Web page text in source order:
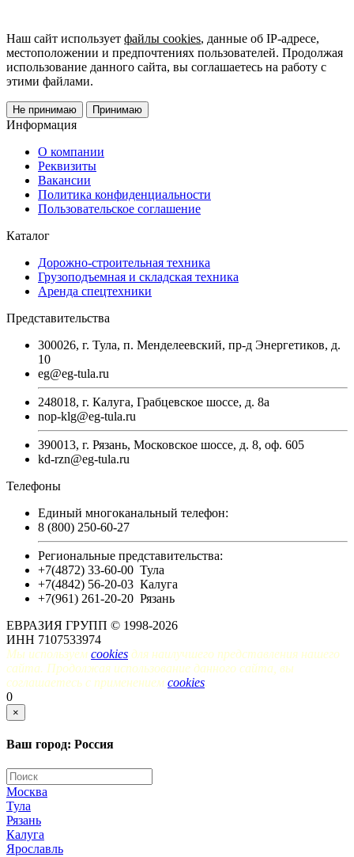
Наш сайт использует файлы cookies, данные об IP-адресе,
местоположении и предпочтениях пользователей. Продолжая
использование данного сайта, вы соглашаетесь на работу с
этими файлами.
Не принимаю Принимаю
Информация
О компании
Реквизиты
Вакансии
Политика конфиденциальности
Пользовательское соглашение
Каталог
Дорожно-строительная техника
Грузоподъемная и складская техника
Аренда спецтехники
Представительства
300026, г. Тула, п. Менделеевский, пр-д Энергетиков, д.
10
eg@eg-tula.ru
248018, г. Калуга, Грабцевское шоссе, д. 8а
nop-klg@eg-tula.ru
390013, г. Рязань, Московское шоссе, д. 8, оф. 605
kd-rzn@eg-tula.ru
Телефоны
Единый многоканальный телефон:
8 (800) 250-60-27
Региональные представительства:
+7(4872) 33-60-00 Тула
+7(4842) 56-20-03 Калуга
+7(961) 261-20-20 Рязань
ЕВРАЗИЯ ГРУПП © 1998-2026
ИНН 7107533974
Мы используем cookies для наилучшего представления нашего
сайта. Продолжая использование данного сайта, вы
соглашаетесь с применением cookies.
0
×
Ваш город: Россия
Москва
Тула
Рязань
Калуга
Ярославль